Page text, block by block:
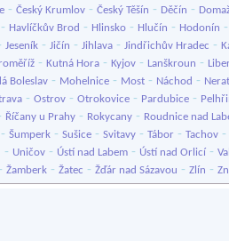
- Český Krumlov - Český Těšín - Děčín -
- Havlíčkův Brod - Hlinsko - Hlučín - Hodonín
Jeseník - Jičín - Jihlava - Jindřichův Hradec -
- Kutná Hora - Kyjov - Lanškroun -
Boleslav - Mohelnice - Most - Náchod -
- Ostrov - Otrokovice - Pardubice -
Říčany u Prahy - Rokycany - Roudnice nad
- Šumperk - Sušice - Svitavy - Tábor - Tachov -
- Uničov - Ústí nad Labem - Ústí nad Orlicí -
Žamberk - Žatec - Žďár nad Sázavou - Zlín -